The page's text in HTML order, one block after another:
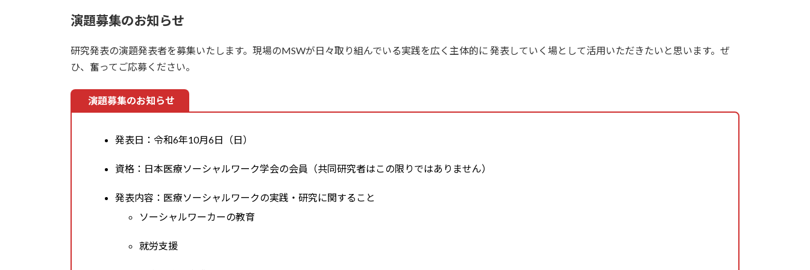
演題募集のお知らせ
研究発表の演題発表者を募集いたします。現場のMSWが日々取り組んでいる実践を広く主体的に 発表していく場として活用いただきたいと思います。ぜ
ひ、奮ってご応募ください。
演題募集のお知らせ
発表日：令和6年10月6日（日）
資格：日本医療ソーシャルワーク学会の会員（共同研究者はこの限りではありません）
発表内容：医療ソーシャルワークの実践・研究に関すること
ソーシャルワーカーの教育
就労支援